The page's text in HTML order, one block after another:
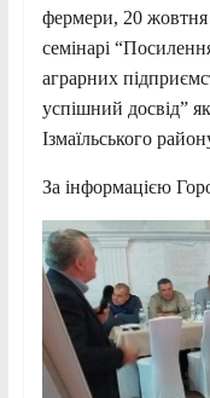
фермери, 20
семінарі
аграрних
успiшний досвiд”
Iзмаїльського
За інформацією